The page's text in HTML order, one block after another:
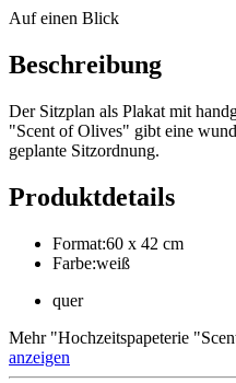
Auf einen Blick
Beschreibung
Der Sitzplan als Plakat mit
"Scent of Olives" gibt eine
geplante Sitzordnung.
Produktdetails
Format:60 x 42 cm
Farbe:weiß
quer
Mehr"Hochzeitspapeterie
anzeigen